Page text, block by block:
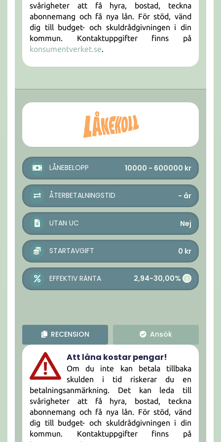
svårigheter att få hyra, bostad, teckna
abonnemang och få nya lån. För stöd, vänd
dig till budget- och skuldrådgivningen i din
kommun. Kontaktuppgifter finns på
konsumentverket.se.
LÅNEBELOPP 10000 - 600000 kr
ÅTERBETALNINGSTID - år
UTAN UC Nej
STARTAVGIFT 0 kr
EFFEKTIV RÄNTA 2,94-30,00% i
RECENSION Ansök
Att låna kostar pengar!
Om du inte kan betala tillbaka
skulden i tid riskerar du en
betalningsanmärkning. Det kan leda till
svårigheter att få hyra, bostad, teckna
abonnemang och få nya lån. För stöd, vänd
dig till budget- och skuldrådgivningen i din
kommun. Kontaktuppgifter finns på